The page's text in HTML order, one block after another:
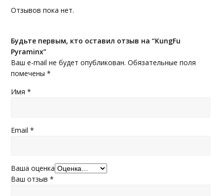
Отзывов пока нет.
Будьте первым, кто оставил отзыв на “KungFu
Pyraminx”
Ваш e-mail не будет опубликован. Обязательные поля
помечены*
Имя*
Email*
Ваша оценка
Ваш отзыв*